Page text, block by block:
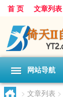
首 页 文章列表
网站导航
> 文章列表 >